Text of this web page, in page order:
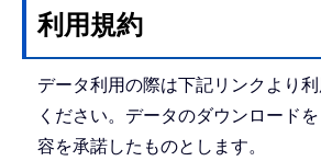
利用規約
データ利用の際は下記リンクより
ください。データのダウンロード
容を承諾したものとします。